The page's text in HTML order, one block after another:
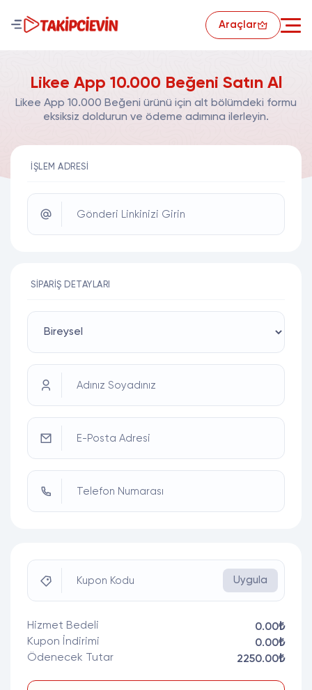
Araçlar
Likee App 10.000 Beğeni Satın Al
Likee App 10.000 Beğeni ürünü için alt bölümdeki formu
eksiksiz doldurun ve ödeme adımına ilerleyin.
İŞLEM ADRESI
Gönderi Linkinizi Girin
SIPARIŞ DETAYLARI
Adınız Soyadınız
E-Posta Adresi
Telefon Numarası
Kupon Kodu Uygula
Hizmet Bedeli
0.00₺
Kupon İndirimi
0.00₺
Ödenecek Tutar
2250.00₺